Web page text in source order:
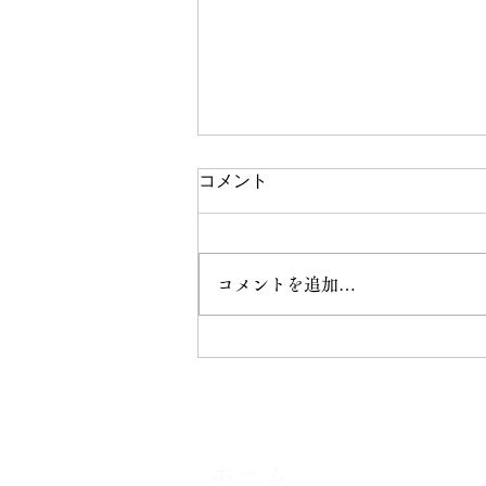
私の挑戦！
コメント
コメントを追加…